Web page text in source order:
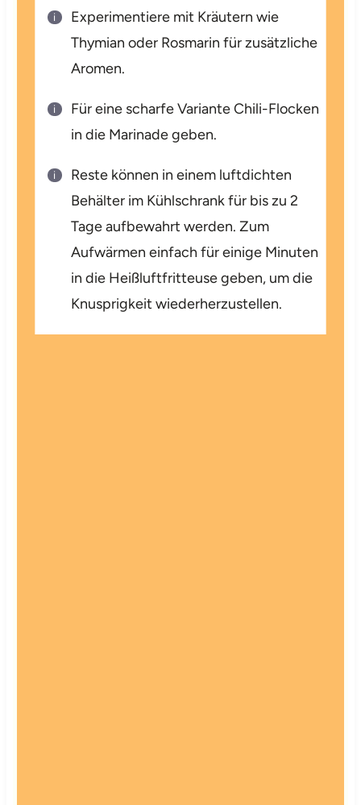
Experimentiere mit Kräutern wie
Thymian oder Rosmarin für zusätzliche
Aromen.
Für eine scharfe Variante Chili-Flocken
in die Marinade geben.
Reste können in einem luftdichten
Behälter im Kühlschrank für bis zu 2
Tage aufbewahrt werden. Zum
Aufwärmen einfach für einige Minuten
in die Heißluftfritteuse geben, um die
Knusprigkeit wiederherzustellen.